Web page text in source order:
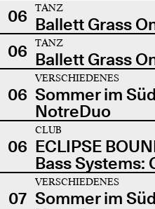
06
TANZ
Ballett Grass
06
TANZ
Ballett Grass
06
VERSCHIEDENES
Sommer im
NotreDuo
06
CLUB
ECLIPSE
Bass Systems:
07
VERSCHIEDENES
Sommer im